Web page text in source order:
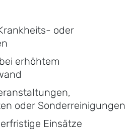
oder
erhöhtem
oder Sonderreinigungen
Einsätze